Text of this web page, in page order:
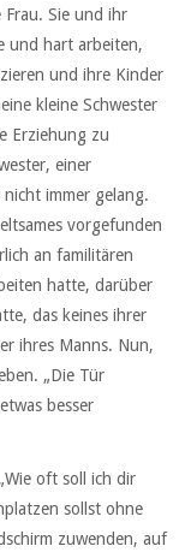
Frau. Sie und ihr
und hart arbeiten,
und ihre Kinder
kleine Schwester
Erziehung zu
einer
immer gelang.
vorgefunden
an familitären
hatte, darüber
das keines ihrer
ihres Manns. Nun,
„Die Tür
besser
oft soll ich dir
sollst ohne
zuwenden, auf